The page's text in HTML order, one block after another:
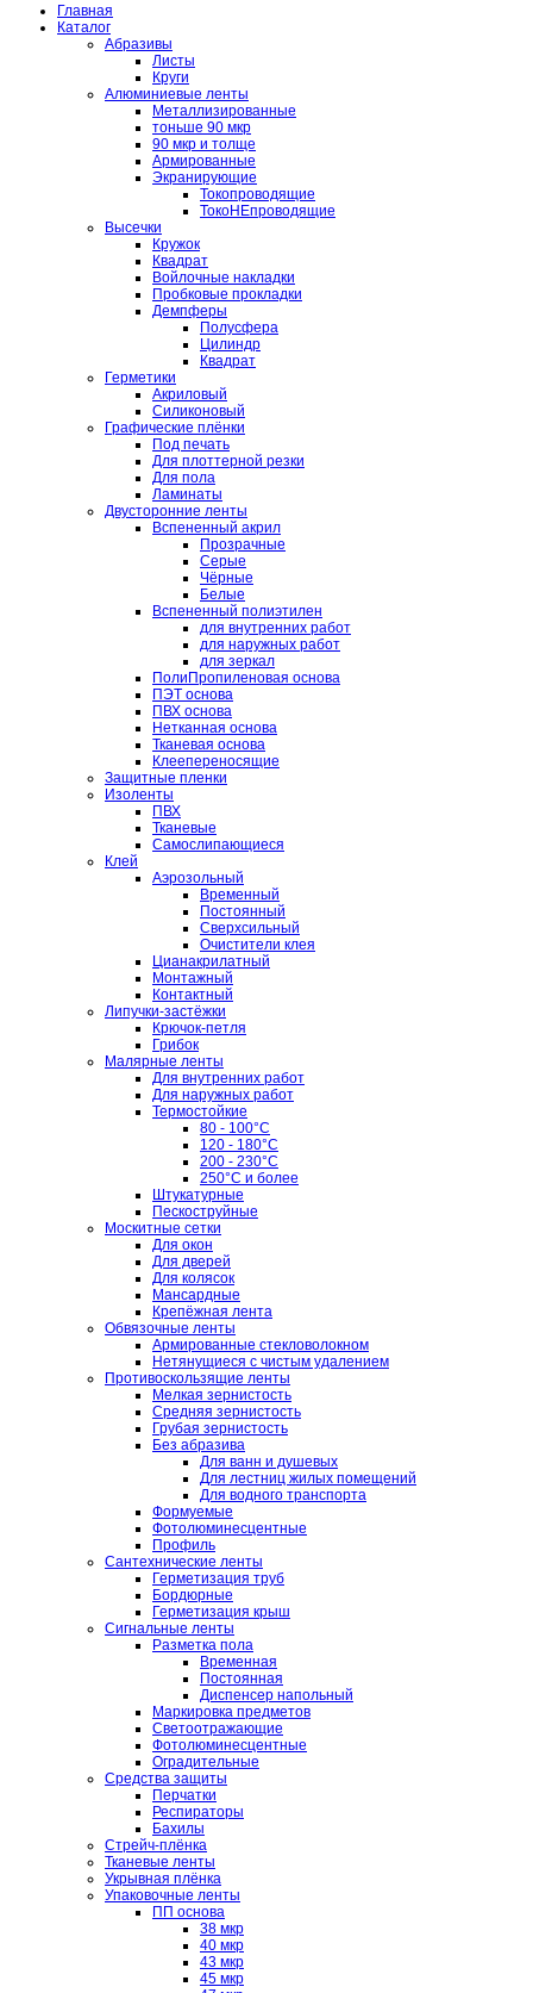
Главная
Каталог
Абразивы
Листы
Круги
Алюминиевые ленты
Металлизированные
тоньше 90 мкр
90 мкр и толще
Армированные
Экранирующие
Токопроводящие
ТокоНЕпроводящие
Высечки
Кружок
Квадрат
Войлочные накладки
Пробковые прокладки
Демпферы
Полусфера
Цилиндр
Квадрат
Герметики
Акриловый
Силиконовый
Графические плёнки
Под печать
Для плоттерной резки
Для пола
Ламинаты
Двусторонние ленты
Вспененный акрил
Прозрачные
Серые
Чёрные
Белые
Вспененный полиэтилен
для внутренних работ
для наружных работ
для зеркал
ПолиПропиленовая основа
ПЭТ основа
ПВХ основа
Нетканная основа
Тканевая основа
Клеепереносящие
Защитные пленки
Изоленты
ПВХ
Тканевые
Самослипающиеся
Клей
Аэрозольный
Временный
Постоянный
Сверхсильный
Очистители клея
Цианакрилатный
Монтажный
Контактный
Липучки-застёжки
Крючок-петля
Грибок
Малярные ленты
Для внутренних работ
Для наружных работ
Термостойкие
80 - 100°C
120 - 180°C
200 - 230°C
250°C и более
Штукатурные
Пескоструйные
Москитные сетки
Для окон
Для дверей
Для колясок
Мансардные
Крепёжная лента
Обвязочные ленты
Армированные стекловолокном
Нетянущиеся с чистым удалением
Противоскользящие ленты
Мелкая зернистость
Средняя зернистость
Грубая зернистость
Без абразива
Для ванн и душевых
Для лестниц жилых помещений
Для водного транспорта
Формуемые
Фотолюминесцентные
Профиль
Сантехнические ленты
Герметизация труб
Бордюрные
Герметизация крыш
Сигнальные ленты
Разметка пола
Временная
Постоянная
Диспенсер напольный
Маркировка предметов
Светоотражающие
Фотолюминесцентные
Оградительные
Средства защиты
Перчатки
Респираторы
Бахилы
Стрейч-плёнка
Тканевые ленты
Укрывная плёнка
Упаковочные ленты
ПП основа
38 мкр
40 мкр
43 мкр
45 мкр